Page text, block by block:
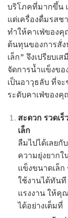
บริโภคที่มากขึ้น
แต่เครื่องดื่มรส
ทำให้คาเฟ่ของ
ต้นทุนของการสั่
เล็ก” จึงเปรียบ
จัดการน้ำแข็งขอ
เป็นอาวุธลับ ที่จ
ระดับคาเฟ่ของ
สะดวก รวดเร็
เล็ก
ลืมไปได้เลย
ความยุ่งยาก
แข็งขนาดเล็
ใช้งานได้ทันที
แรงงาน ให้คุ
ได้อย่างเต็มที่